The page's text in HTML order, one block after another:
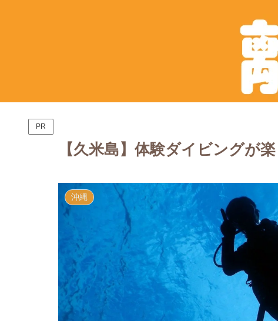
PR
【久米島】体験ダイビングが
沖縄